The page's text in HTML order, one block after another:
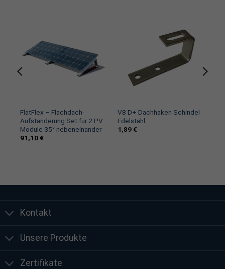
FlatFlex – Flachdach-
Aufständerung Set für 2 PV
Module 35° nebeneinander
91,10 €
V8 D+ Dachhaken Schindel
Edelstahl
1,89 €
Kontakt
Unsere Produkte
Zertifikate